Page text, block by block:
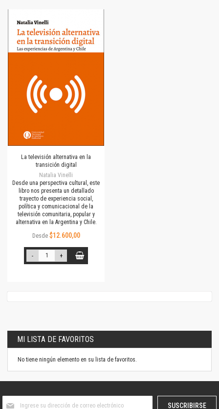
La televisión alternativa en la
transición digital
Natalia Vinelli
Desde una perspectiva cultural, este
libro nos presenta un detallado
trayecto de experiencia social,
política y comunicacional de la
televisión comunitaria, popular y
alternativa en la Argentina y Chile.
Desde $12.600,00
- +
MI LISTA DE FAVORITOS
No tiene ningún elemento en su lista de favoritos.
SUSCRIBIRSE